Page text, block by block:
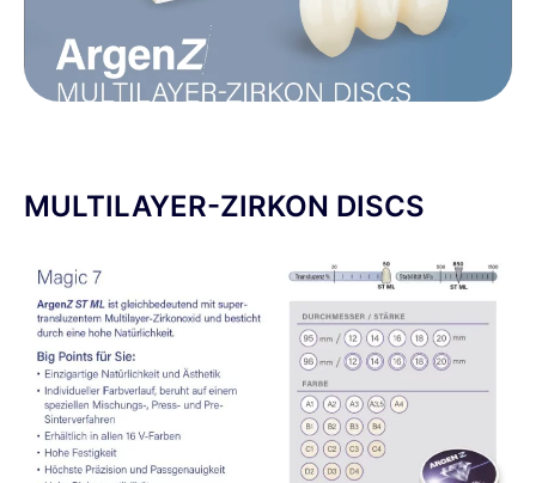
MULTILAYER-ZIRKON DISCS